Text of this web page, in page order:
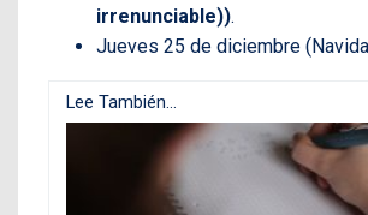
irrenunciable)).
Jueves 25 de diciembre
Lee También...